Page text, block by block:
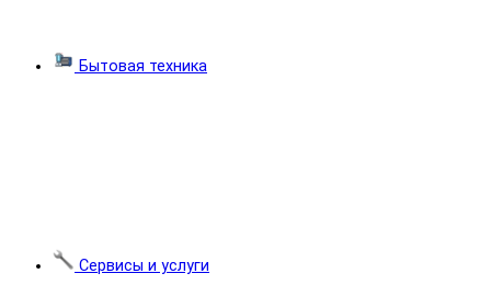
Бытовая техника
Сервисы и услуги